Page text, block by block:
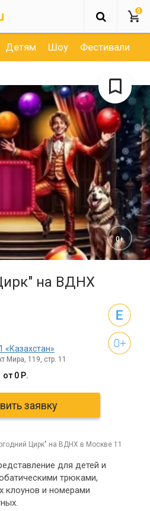
0
Детям Шоу Фестивали
на ВДНХ
0+
Мира, 119, стр. 11
от 0 Р.
заявку
для детей и
трюками,
клоунов и номерами